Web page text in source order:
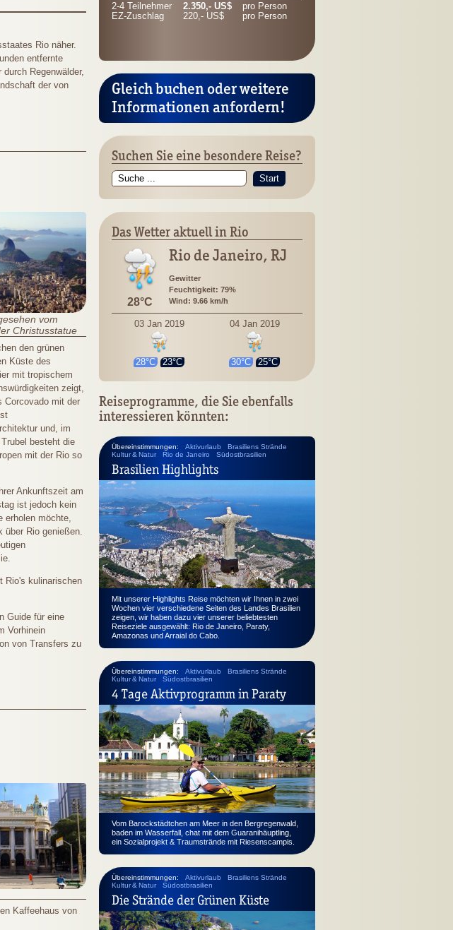
Rio näher.
entfernte
Regenwälder,
der von
vom
Christusstatue
den grünen
Küste des
mit tropischem
zeigt,
Corcovado mit der
und, im
besteht die
mit der Rio so
Ankunftszeit am
ist jedoch kein
erholen möchte,
über Rio genießen.
Rio's kulinarischen
Guide für eine
Vorhinein
von Transfers zu
Kaffeehaus von
2-4 Teilnehmer 2.350,- US$
pro Person
EZ-Zuschlag
220,- US$ pro Person
Gleich buchen oder weitere
Informationen anfordern!
Suchen Sie eine besondere Reise?
Start
Das Wetter aktuell in Rio
28°C
Rio de Janeiro, RJ
Gewitter
Feuchtigkeit: 79%
Wind: 9.66 km/h
03 Jan 2019
28°C 23°C
04 Jan 2019
30°C 25°C
Reiseprogramme, die Sie ebenfalls
interessieren könnten:
Übereinstimmungen: Aktivurlaub
Brasiliens Strände
Kultur & Natur
Rio de Janeiro Südostbrasilien
Brasilien Highlights
Mit unserer Highlights Reise möchten wir Ihnen in zwei
Wochen vier verschiedene Seiten des Landes Brasilien
zeigen, wir haben dazu vier unserer beliebtesten
Reiseziele ausgewählt: Rio de Janeiro, Paraty,
Amazonas und Arraial do Cabo.
Übereinstimmungen: Aktivurlaub
Brasiliens Strände
Kultur & Natur
Südostbrasilien
4 Tage Aktivprogramm in Paraty
Vom Barockstädtchen am Meer in den Bergregenwald,
baden im Wasserfall, chat mit dem Guaranihäuptling,
ein Sozialprojekt & Traumstrände mit Riesenscampis.
Übereinstimmungen: Aktivurlaub
Brasiliens Strände
Kultur & Natur
Südostbrasilien
Die Strände der Grünen Küste